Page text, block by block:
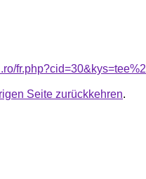
Seite zurückkehren.